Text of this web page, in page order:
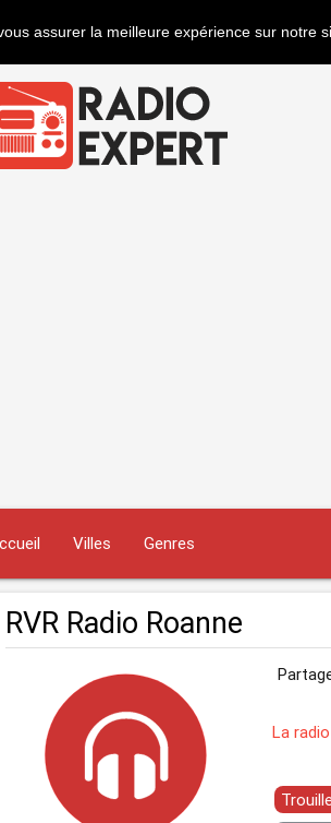
assurer la meilleure expérience sur notre
Villes Genres
RVR Radio Roanne
La